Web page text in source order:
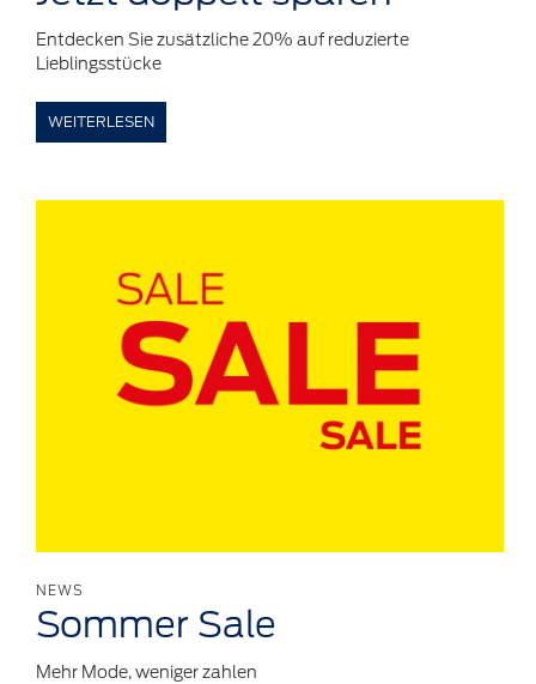
Entdecken Sie zusätzliche 20% auf reduzierte
Lieblingsstücke
WEITERLESEN
NEWS
Sommer Sale
Mehr Mode, weniger zahlen